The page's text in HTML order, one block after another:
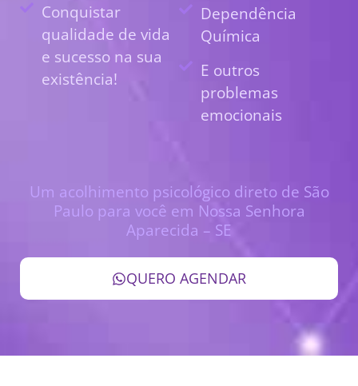
Conquistar
qualidade de vida
e sucesso na sua
existência!
Dependência
Química
E outros
problemas
emocionais
Um acolhimento psicológico direto de São
Paulo para você em Nossa Senhora
Aparecida – SE
QUERO AGENDAR